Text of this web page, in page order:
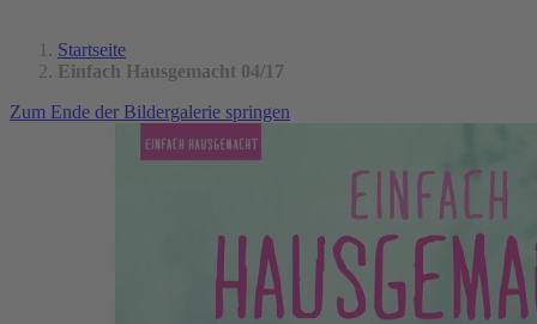
Startseite
Einfach Hausgemacht 04/17
Zum Ende der Bildergalerie springen